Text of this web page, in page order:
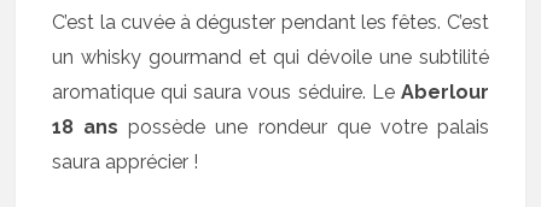
C’est la cuvée à déguster pendant les fêtes. C’est
un whisky gourmand et qui dévoile une subtilité
aromatique qui saura vous séduire. Le Aberlour
18 ans possède une rondeur que votre palais
saura apprécier !